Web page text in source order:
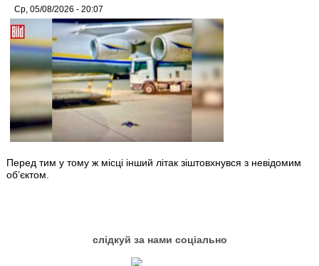
Ср, 05/08/2026 - 20:07
Перед тим у тому ж місці інший літак зіштовхнувся з невідомим
об’єктом.
слідкуй за нами соціально